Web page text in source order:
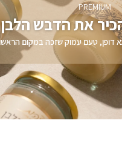
PREMIUM
את הדבש הלבן
דופן, טעם עמוק שזכה במקום